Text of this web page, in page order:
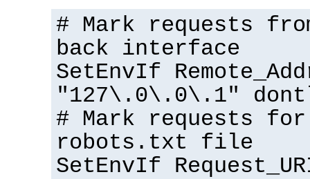
# Mark requests
back interface
SetEnvIf
"127\.0\.0\.1"
# Mark requests
robots.txt file
SetEnvIf